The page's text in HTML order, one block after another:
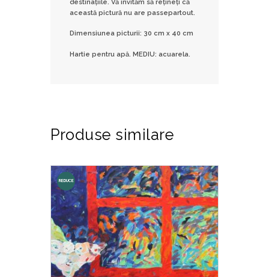
destinațiile. Vă invităm să rețineți că
această pictură nu are passepartout.
Dimensiunea picturii: 30 cm x 40 cm
Hartie pentru apă. MEDIU: acuarela.
Produse similare
REDUCE
RI!